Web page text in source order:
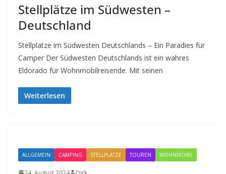
Stellplätze im Südwesten –
Deutschland
Stellplätze im Südwesten Deutschlands – Ein Paradies für
Camper Der Südwesten Deutschlands ist ein wahres
Eldorado für Wohnmobilreisende. Mit seinen
Weiterlesen
ALLGEMEIN CAMPING STELLPLÄTZE TOUREN WOHNMOBIL